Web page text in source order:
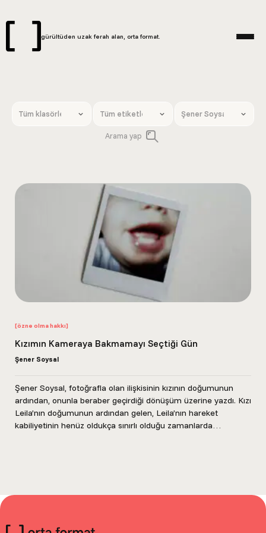
gürültüden uzak ferah alan, orta format.
Arama yap
[özne olma hakkı]
Kızımın Kameraya Bakmamayı Seçtiği Gün
Şener Soysal
Şener Soysal, fotoğrafla olan ilişkisinin kızının doğumunun
ardından, onunla beraber geçirdiği dönüşüm üzerine yazdı. Kızı
Leila’nın doğumunun ardından gelen, Leila’nın hareket
kabiliyetinin henüz oldukça sınırlı olduğu zamanlarda